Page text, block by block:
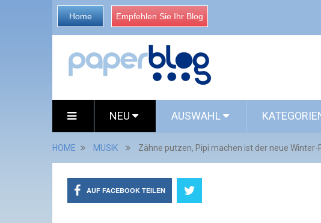
Home Empfehlen Sie Ihr Blog
NEU AUSWAHL
HOME MUSIK Zähne putzen, Pipi machen ist der neue Winter-
AUF FACEBOOK TEILEN